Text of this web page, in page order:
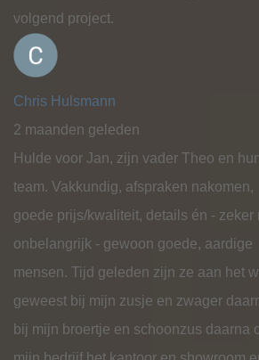
volgend project.
Chris Hulsmann
2 maanden geleden
Hulde voor Jan, zijn vader Theo en
team. Vakkundig, afspraken nakomen,
goede prijs/kwaliteit, details én - zeker
onbelangrijk - gewoon goede, aardige
mensen. Tijd geleden zijn ze aan het
geweest bij mijn zusje en zwager
bij mijn broertje en schoonzus daarna